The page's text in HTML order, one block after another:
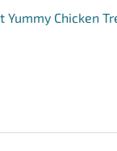
Yummy Chicken